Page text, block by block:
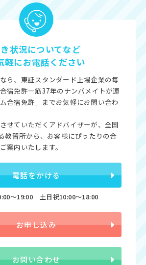
状況についてなど
軽にお電話ください
ら、東証スタンダード上場企業の毎
宿免許一筋37年のナンバメイトが運
合宿免許」までお気軽にお問い合わ
せていただくアドバイザーが、全国
教習所から、お客様にぴったりの合
案内いたします。
電話をかける
〜19:00 土日祝10:00〜18:00
お申し込み
お問い合わせ